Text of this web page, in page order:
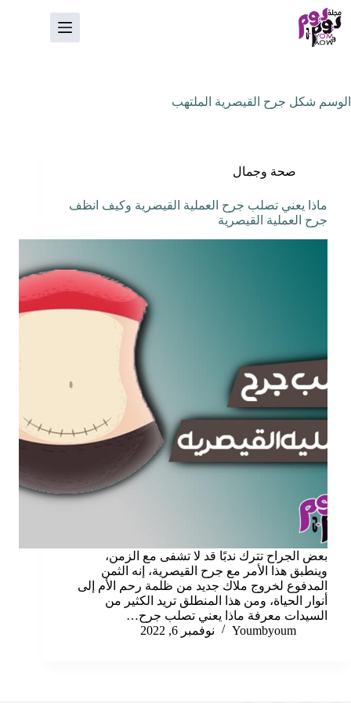
التجاوز
إلى
المحتوى
الوسم شكل جرح القيصرية الملتهب
صحة وجمال
ماذا يعني تصلب جرح العملية القيصرية وكيف انظف
جرح العملية القيصرية
بعض الجراح تترك ندبًا قد لا تشفى مع الزمن،
وينطبق هذا الأمر مع جرح القيصرية، إنه الثمن
المدفوع لخروج ملاك جديد من ظلمة رحم الأم إلى
أنوار الحياة، ومن هذا المنطلق تريد الكثير من
السيدات معرفة ماذا يعني تصلب جرح…
Youmbyoum
نوفمبر 6, 2022